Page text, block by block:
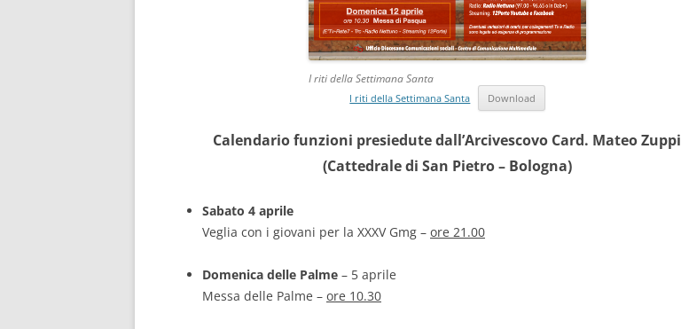
I riti della Settimana Santa
I riti della Settimana Santa Download
Calendario funzioni presiedute dall’Arcivescovo Card. Mateo Zuppi
(Cattedrale di San Pietro – Bologna)
Sabato 4 aprile
Veglia con i giovani per la XXXV Gmg – ore 21.00
Domenica delle Palme – 5 aprile
Messa delle Palme – ore 10.30